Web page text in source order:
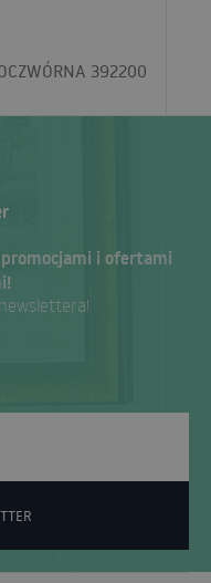
392200
i ofertami